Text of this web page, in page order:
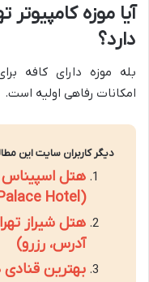
آیا موزه کامپیوتر
دارد؟
بله موزه دارای کافه
امکانات رفاهی اولیه است.
دیگر کاربران سایت این
هتل اسپیناس
(Espinas Palace Hotel)
هتل شیراز
آدرس، رزرو)
بهترین